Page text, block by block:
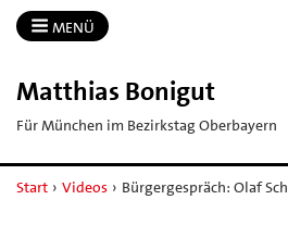
MENÜ
Matthias Bonigut
Für München im Bezirkstag Oberbayern
Start › Videos › Bürgergespräch: Olaf